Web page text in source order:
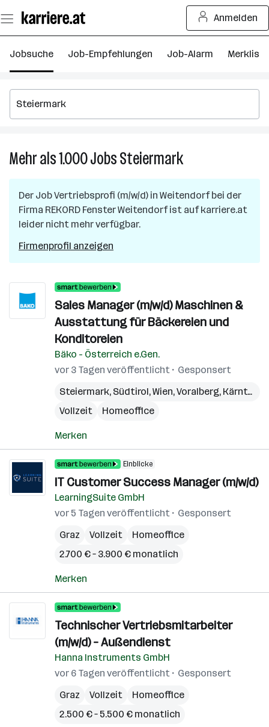
Seiteninhalt
springen
Anmelden
Jobsuche Job-Empfehlungen Job-Alarm Merkliste
Mehr als 1.000JobsSteiermarkMehr
Jobs
in
Der JobVertriebsprofi (m/w/d) in Weitendorfbei der
Firma REKORD Fenster Weitendorfist auf karriere.at
leider nicht mehr verfügbar.
Firmenprofil anzeigen
Sales Manager (m/w/d) Maschinen &
Ausstattung für Bäckereien und
Konditoreien
Bäko - Österreich e.Gen.
vor 3 Tagen veröffentlicht
Gesponsert
Steiermark, Südtirol,Wien,Voralberg, Kärnten
Vollzeit
Homeoffice
Merken
Einblicke
IT Customer Success Manager (m/w/d)
LearningSuite GmbH
vor 5 Tagen veröffentlicht
Gesponsert
Graz
Vollzeit
Homeoffice
2.700 € – 3.900 € monatlich
Merken
Technischer Vertriebsmitarbeiter
(m/w/d) – Außendienst
Hanna Instruments GmbH
vor 6 Tagen veröffentlicht
Gesponsert
Graz
Vollzeit
Homeoffice
2.500 € – 5.500 € monatlich